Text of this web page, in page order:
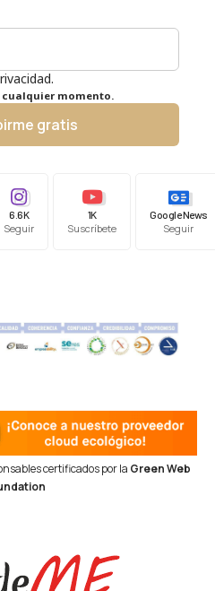
cualquier momento.
gratis
6.6K
Seguir
1K
Suscríbete
Google News
Seguir
certificados por la Green Web